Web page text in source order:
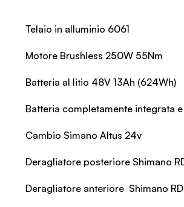
Telaio in alluminio 6061
Motore Brushless 250W 55Nm
Batteria al litio 48V 13Ah (624Wh)
Batteria completamente integrata
Cambio Simano Altus 24v
Deragliatore posteriore Shimano
Deragliatore anteriore Shimano